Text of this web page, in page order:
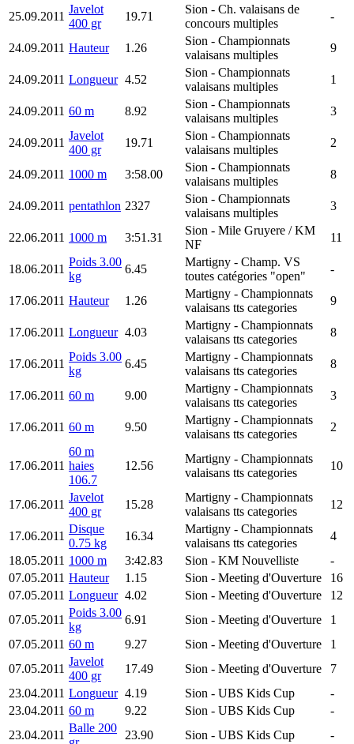
25.09.2011
Javelot
400 gr
19.71
Sion - Ch. valaisans de
concours multiples
-
24.09.2011 Hauteur 1.26
Sion - Championnats
valaisans multiples
9
24.09.2011 Longueur 4.52
Sion - Championnats
valaisans multiples
1
24.09.2011 60 m 8.92
Sion - Championnats
valaisans multiples
3
24.09.2011
Javelot
400 gr
19.71
Sion - Championnats
valaisans multiples
2
24.09.2011 1000 m 3:58.00
Sion - Championnats
valaisans multiples
8
24.09.2011 pentathlon 2327
Sion - Championnats
valaisans multiples
3
22.06.2011 1000 m 3:51.31
Sion - Mile Gruyere / KM
NF
11
18.06.2011
Poids 3.00
kg
6.45
Martigny - Champ. VS
toutes catégories "open"
-
17.06.2011 Hauteur 1.26
Martigny - Championnats
valaisans tts categories
9
17.06.2011 Longueur 4.03
Martigny - Championnats
valaisans tts categories
8
17.06.2011
Poids 3.00
kg
6.45
Martigny - Championnats
valaisans tts categories
8
17.06.2011 60 m 9.00
Martigny - Championnats
valaisans tts categories
3
17.06.2011 60 m 9.50
Martigny - Championnats
valaisans tts categories
2
17.06.2011
60 m
haies
106.7
12.56
Martigny - Championnats
valaisans tts categories
10
17.06.2011
Javelot
400 gr
15.28
Martigny - Championnats
valaisans tts categories
12
17.06.2011
Disque
0.75 kg
16.34
Martigny - Championnats
valaisans tts categories
4
18.05.2011 1000 m 3:42.83 Sion - KM Nouvelliste
-
07.05.2011 Hauteur 1.15 Sion - Meeting d'Ouverture
16
07.05.2011 Longueur 4.02 Sion - Meeting d'Ouverture
12
07.05.2011
Poids 3.00
kg
6.91 Sion - Meeting d'Ouverture
1
07.05.2011 60 m 9.27 Sion - Meeting d'Ouverture
1
07.05.2011
Javelot
400 gr
17.49 Sion - Meeting d'Ouverture
7
23.04.2011 Longueur 4.19 Sion - UBS Kids Cup
-
23.04.2011 60 m 9.22 Sion - UBS Kids Cup
-
23.04.2011
Balle 200
23.90 Sion - UBS Kids Cup
-